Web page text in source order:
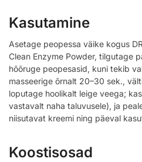
Kasutamine
Asetage peopessa väike kogus
Clean Enzyme Powder, tilgutage
hõõruge peopesasid, kuni tekib
masseerige õrnalt 20–30 sek.,
loputage hoolikalt leige veega;
vastavalt naha taluvusele), ja
niisutavat kreemi ning päeval
Koostisosad